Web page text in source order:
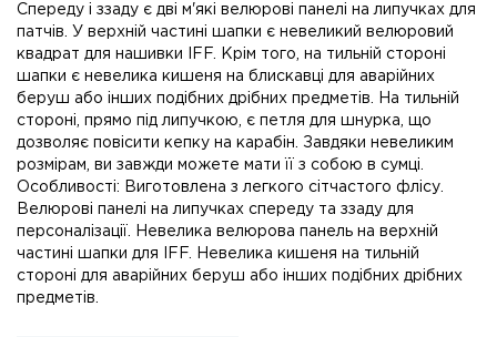
Спереду і ззаду є дві м'які велюрові панелі на липучках для
патчів. У верхній частині шапки є невеликий велюровий
квадрат для нашивки IFF. Крім того, на тильній стороні
шапки є невелика кишеня на блискавці для аварійних
беруш або інших подібних дрібних предметів. На тильній
стороні, прямо під липучкою, є петля для шнурка, що
дозволяє повісити кепку на карабін. Завдяки невеликим
розмірам, ви завжди можете мати її з собою в сумці.
Особливості: Виготовлена з легкого сітчастого флісу.
Велюрові панелі на липучках спереду та ззаду для
персоналізації. Невелика велюрова панель на верхній
частині шапки для IFF. Невелика кишеня на тильній
стороні для аварійних беруш або інших подібних дрібних
предметів.